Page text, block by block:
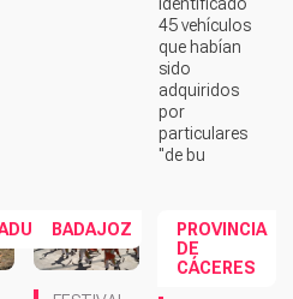
45 vehículos
que habían
sido
adquiridos
por
particulares
"de bu
DE
CÁCERES